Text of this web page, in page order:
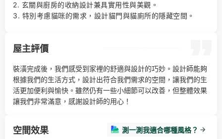
2. 玄關與廚房的收納設計兼具實用性與美觀。
3. 特別考慮貓咪的需求，設計貓門與貓廁所的隱藏空間。
屋主評價
裝潢完成後，我們感受到家裡的舒適與設計的巧妙。設計師能夠
根據我們的生活方式，設計出符合我們需求的空間，讓我們的生
活更加便利與愉快。雖然仍有一些小細節可以改善，但整體效果
讓我們非常滿意，感謝設計師的用心！
空間效果 測一測我適合哪種風格？